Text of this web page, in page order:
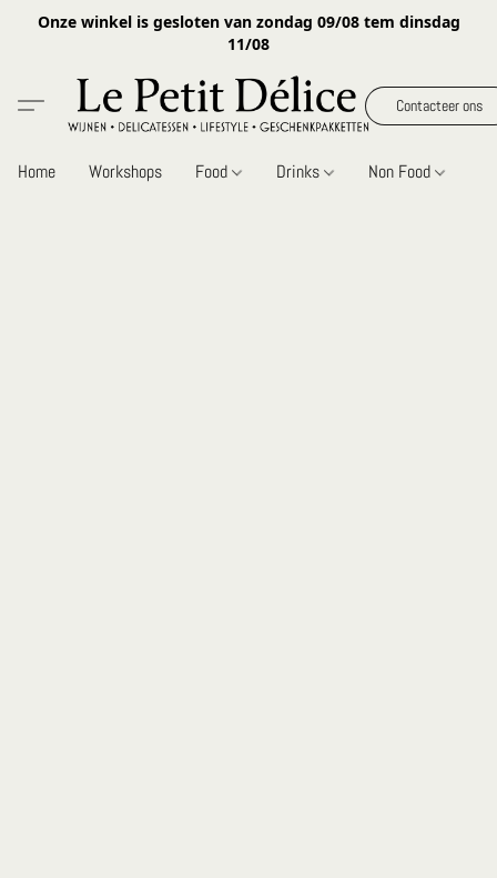
Onze winkel is gesloten van zondag 09/08 tem dinsdag
11/08
Contacteer ons
Home Workshops Food Drinks Non Food